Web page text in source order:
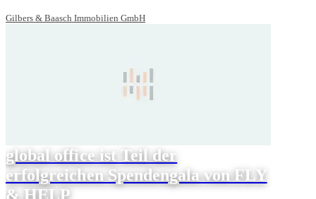
Gilbers & Baasch Immobilien GmbH
global office ist Teil der
erfolgreichen Spendengala von FLY
& HELP